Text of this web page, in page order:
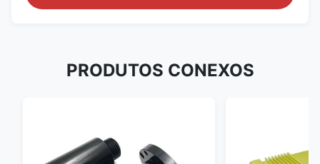
PRODUTOS CONEXOS